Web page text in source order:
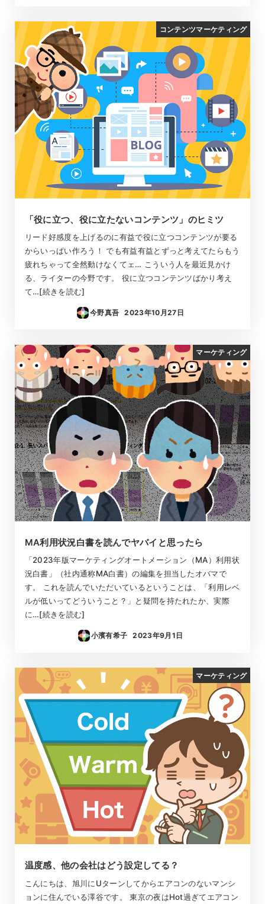
コンテンツマーケティング
「役に立つ、役に立たないコンテンツ」のヒミツ
リード好感度を上げるのに有益で役に立つコンテンツが要る
からいっぱい作ろう！ でも有益有益とずっと考えてたらもう
疲れちゃって全然動けなくてェ… こういう人を最近見かけ
る、ライターの今野です。 役に立つコンテンツばかり考え
て…[続きを読む]
今野真吾
投稿日
2023年10月27日
マーケティング
MA利用状況白書を読んでヤバイと思ったら
「2023年版マーケティングオートメーション（MA）利用状
況白書」（社内通称MA白書）の編集を担当したオバマで
す。 これを読んでいただいているということは、「利用レベ
ルが低いってどういうこと？」と疑問を持たれたか、実際
に…[続きを読む]
小濱有希子
投稿日
2023年9月1日
マーケティング
温度感、他の会社はどう設定してる？
こんにちは、旭川にUターンしてからエアコンのないマンシ
ョンに住んでいる澤谷です。 東京の夜はHot過ぎてエアコン